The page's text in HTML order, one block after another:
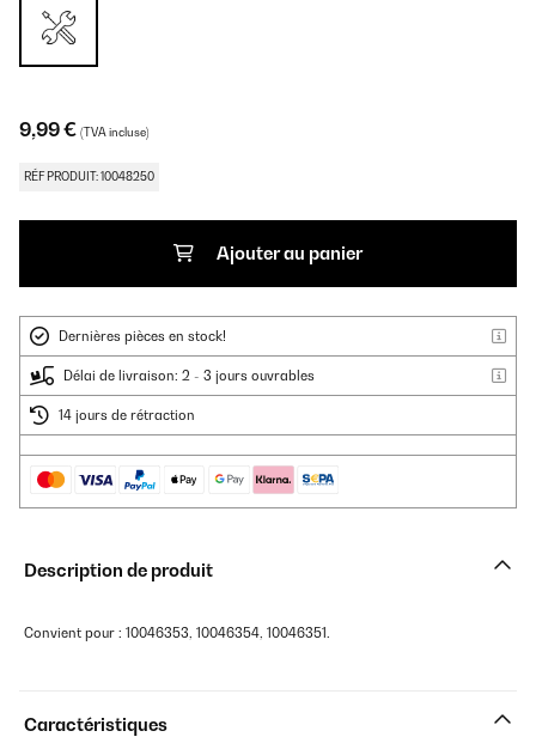
9,99 € (TVA incluse)
RÉF PRODUIT: 10048250
Ajouter au panier
Dernières pièces en stock!
Délai de livraison: 2 - 3 jours ouvrables
14 jours de rétraction
Description de produit
Convient pour : 10046353, 10046354, 10046351.
Caractéristiques